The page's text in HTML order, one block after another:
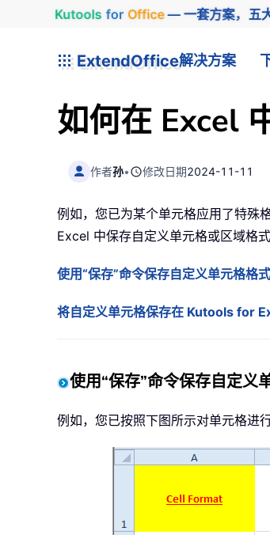
Kutools for Office— 一套方案，五
ExtendOffice解决方案
如何在 Excel
作者孙• 修改日期2024-11-11
例如，您已为某个单元格应用了特殊
Excel 中保存自定义单元格或区域格式
使用“保存”命令保存自定义单元格格式
将自定义单元格保存在 Kutools for
使用“保存”命令保存自定义
例如，您已按照下图所示对单元格进